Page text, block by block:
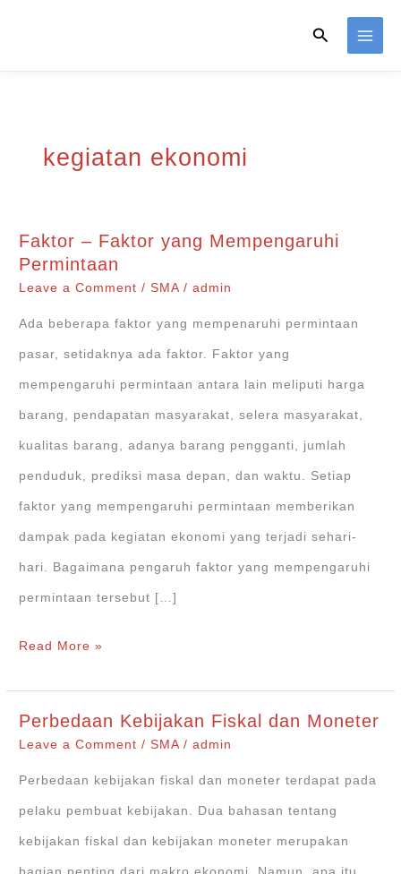
Search
kegiatan ekonomi
Faktor – Faktor yang Mempengaruhi
Permintaan
Leave a Comment /SMA/admin
Ada beberapa faktor yang mempenaruhi permintaan
pasar, setidaknya ada faktor. Faktor yang
mempengaruhi permintaan antara lain meliputi harga
barang, pendapatan masyarakat, selera masyarakat,
kualitas barang, adanya barang pengganti, jumlah
penduduk, prediksi masa depan, dan waktu. Setiap
faktor yang mempengaruhi permintaan memberikan
dampak pada kegiatan ekonomi yang terjadi sehari-
hari. Bagaimana pengaruh faktor yang mempengaruhi
permintaan tersebut […]
Faktor
yang
Read More »
Perbedaan Kebijakan Fiskal dan Moneter
Leave a Comment /SMA/admin
Perbedaan kebijakan fiskal dan moneter terdapat pada
pelaku pembuat kebijakan. Dua bahasan tentang
kebijakan fiskal dan kebijakan moneter merupakan